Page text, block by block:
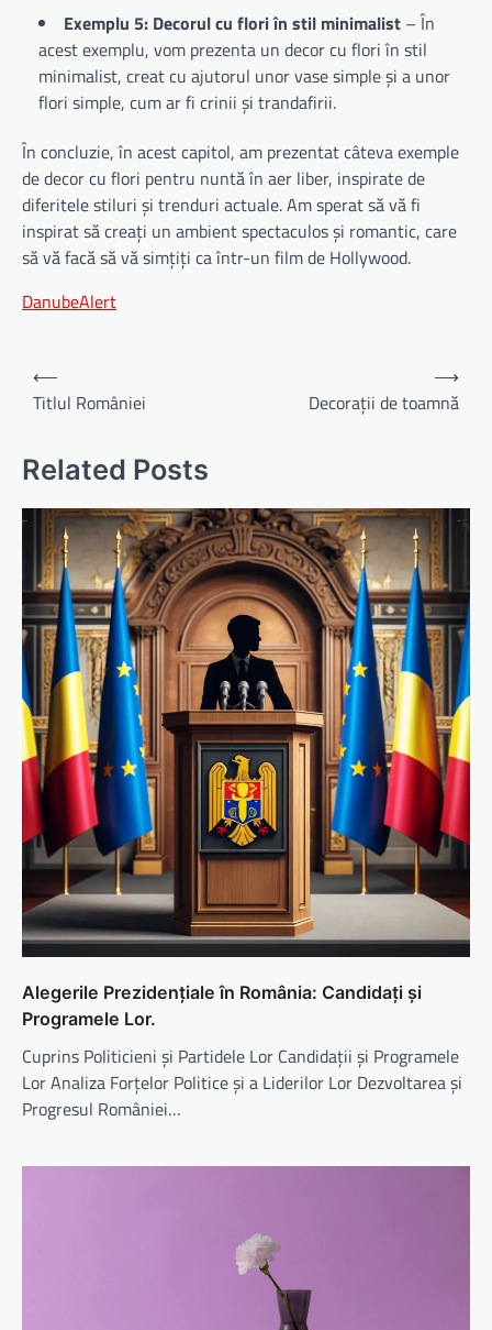
Exemplu 5: Decorul cu flori în stil minimalist – În
acest exemplu, vom prezenta un decor cu flori în stil
minimalist, creat cu ajutorul unor vase simple și a unor
flori simple, cum ar fi crinii și trandafirii.
În concluzie, în acest capitol, am prezentat câteva exemple
de decor cu flori pentru nuntă în aer liber, inspirate de
diferitele stiluri și trenduri actuale. Am sperat să vă fi
inspirat să creați un ambient spectaculos și romantic, care
să vă facă să vă simțiți ca într-un film de Hollywood.
DanubeAlert
Navigare
în
⟵
Titlul României
Decorații de toamnă
⟶
Related Posts
Alegerile Prezidențiale în România: Candidați și
Programele Lor.
Cuprins Politicieni și Partidele Lor Candidații și Programele
Lor Analiza Forțelor Politice și a Liderilor Lor Dezvoltarea și
Progresul României…